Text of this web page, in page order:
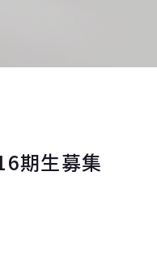
期生募集